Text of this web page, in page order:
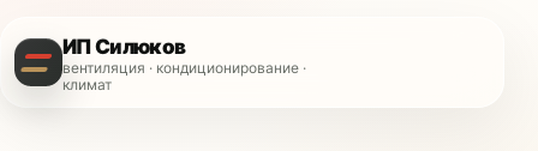
ИП Силюков
вентиляция · кондиционирование ·
климат